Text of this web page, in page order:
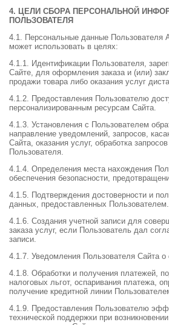
4. ЦЕЛИ СБОРА ПЕРСОНАЛЬНОЙ
ПОЛЬЗОВАТЕЛЯ
4.1. Персональные данные Пользователя
может использовать в целях:
4.1.1. Идентификации Пользователя,
Сайте, для оформления заказа и (или)
продажи товара либо оказания услуг
4.1.2. Предоставления Пользователю
персонализированным ресурсам Сайта.
4.1.3. Установления с Пользователем
направление уведомлений, запросов,
Сайта, оказания услуг, обработка
Пользователя.
4.1.4. Определения места нахождения
обеспечения безопасности,
4.1.5. Подтверждения достоверности и
данных, предоставленных Пользователем.
4.1.6. Создания учетной записи для
заказа услуг, если Пользователь дал
записи.
4.1.7. Уведомления Пользователя Сайта о
4.1.8. Обработки и получения платежей,
налоговых льгот, оспаривания платежа,
получение кредитной линии
4.1.9. Предоставления Пользователю
технической поддержки при